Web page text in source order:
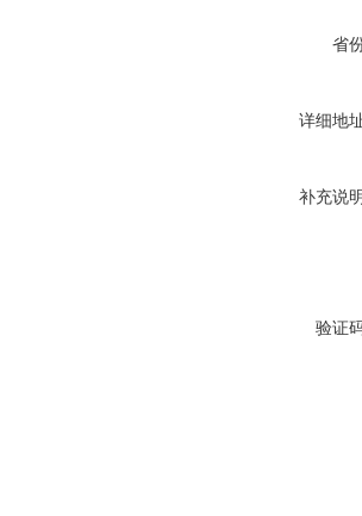
省
详细地
补充说
验证